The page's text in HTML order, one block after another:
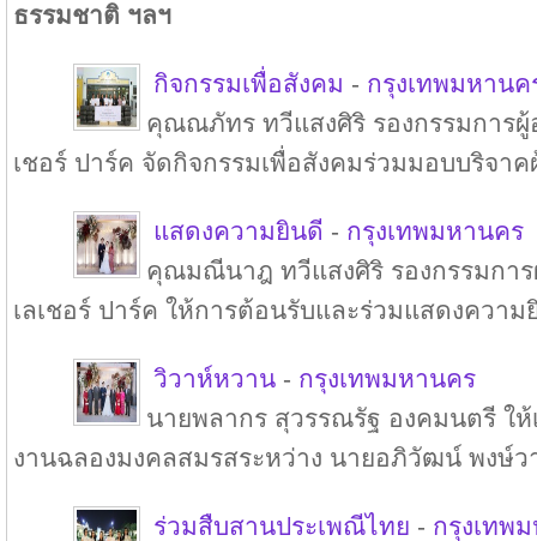
ธรรมชาติ ฯลฯ
กิจกรรมเพื่อสังคม - กรุงเทพมหานค
คุณณภัทร ทวีแสงศิริ รองกรรมการผู้
เชอร์ ปาร์ค จัดกิจกรรมเพื่อสังคมร่วมมอบบริจาค
แสดงความยินดี - กรุงเทพมหานคร
คุณมณีนาฎ ทวีแสงศิริ รองกรรมกา
เลเชอร์ ปาร์ค ให้การต้อนรับและร่วมแสดงความ
วิวาห์หวาน - กรุงเทพมหานคร
นายพลากร สุวรรณรัฐ องคมนตรี ให้
งานฉลองมงคลสมรสระหว่าง นายอภิวัฒน์ พงษ์ว
ร่วมสืบสานประเพณีไทย - กรุงเทพ